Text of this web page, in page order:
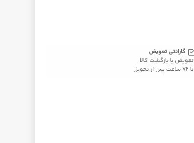
گارانتی تعویض
تعویض یا بازگشت کالا
تا ۷۲ ساعت پس از تحویل